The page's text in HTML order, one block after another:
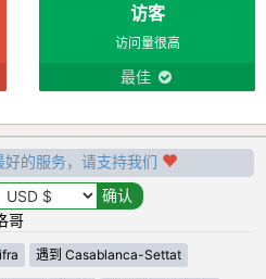
访客
访问量很高
最佳
的服务，请支持我们
哥
遇到 Casablanca-Settat